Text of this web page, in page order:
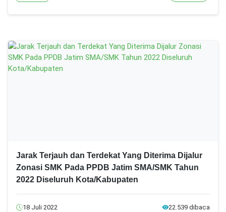
Jarak Terjauh dan Terdekat Yang Diterima Dijalur
Zonasi SMK Pada PPDB Jatim SMA/SMK Tahun
2022 Diseluruh Kota/Kabupaten
18 Juli 2022 22.539 dibaca